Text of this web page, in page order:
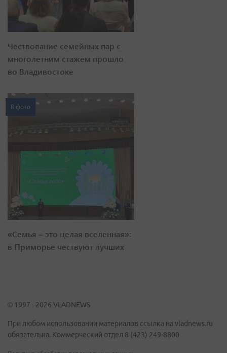
Чествование семейных пар с
многолетним стажем прошло
во Владивостоке
8 фото
«Семья – это целая вселенная»:
в Приморье чествуют лучших
© 1997 - 2026 VLADNEWS
При любом использовании материалов ссылка на vladnews.ru
обязательна. Коммерческий отдел 8 (423) 249-8800